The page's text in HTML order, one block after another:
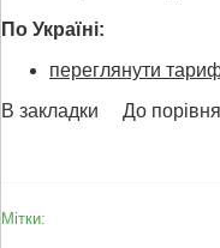
По Україні:
переглянути
В закладки
До
Мітки: